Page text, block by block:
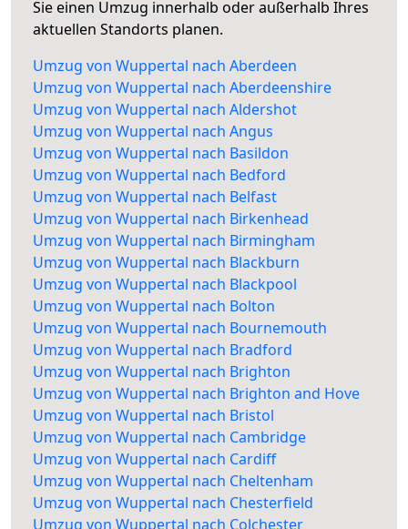
Sie einen Umzug innerhalb oder außerhalb Ihres
aktuellen Standorts planen.
Umzug von Wuppertal nach Aberdeen
Umzug von Wuppertal nach Aberdeenshire
Umzug von Wuppertal nach Aldershot
Umzug von Wuppertal nach Angus
Umzug von Wuppertal nach Basildon
Umzug von Wuppertal nach Bedford
Umzug von Wuppertal nach Belfast
Umzug von Wuppertal nach Birkenhead
Umzug von Wuppertal nach Birmingham
Umzug von Wuppertal nach Blackburn
Umzug von Wuppertal nach Blackpool
Umzug von Wuppertal nach Bolton
Umzug von Wuppertal nach Bournemouth
Umzug von Wuppertal nach Bradford
Umzug von Wuppertal nach Brighton
Umzug von Wuppertal nach Brighton and Hove
Umzug von Wuppertal nach Bristol
Umzug von Wuppertal nach Cambridge
Umzug von Wuppertal nach Cardiff
Umzug von Wuppertal nach Cheltenham
Umzug von Wuppertal nach Chesterfield
Umzug von Wuppertal nach Colchester